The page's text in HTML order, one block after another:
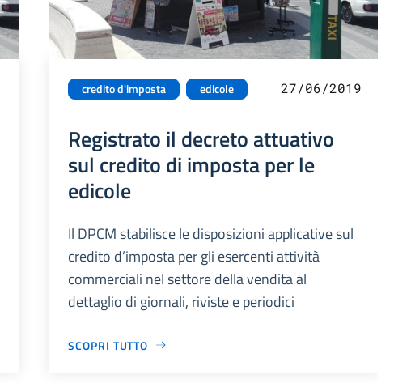
credito d'imposta edicole 27/06/2019
Registrato il decreto attuativo
sul credito di imposta per le
edicole
Il DPCM stabilisce le disposizioni applicative sul
credito d’imposta per gli esercenti attività
commerciali nel settore della vendita al
dettaglio di giornali, riviste e periodici
SCOPRI TUTTO